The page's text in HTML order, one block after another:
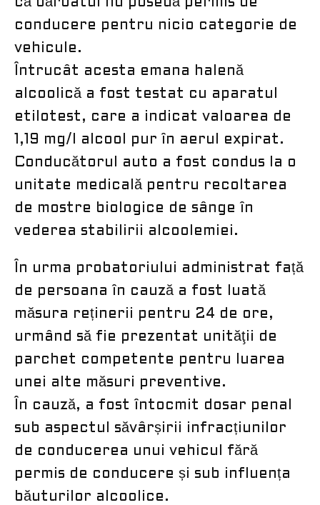
că bărbatul nu posedă permis de
conducere pentru nicio categorie de
vehicule.
Întrucât acesta emana halenă
alcoolică a fost testat cu aparatul
etilotest, care a indicat valoarea de
1,19 mg/l alcool pur în aerul expirat.
Conducătorul auto a fost condus la o
unitate medicală pentru recoltarea
de mostre biologice de sânge în
vederea stabilirii alcoolemiei.
În urma probatoriului administrat față
de persoana în cauză a fost luată
măsura reținerii pentru 24 de ore,
urmând să fie prezentat unităţii de
parchet competente pentru luarea
unei alte măsuri preventive.
În cauză, a fost întocmit dosar penal
sub aspectul săvârșirii infracțiunilor
de conducerea unui vehicul fără
permis de conducere și sub influența
băuturilor alcoolice.